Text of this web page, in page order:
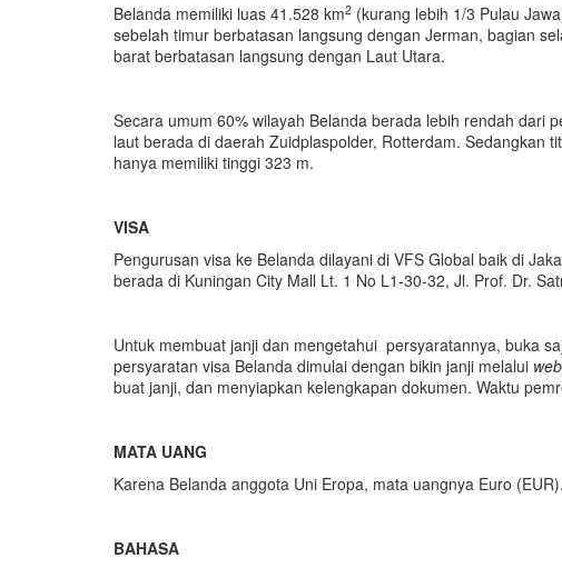
Belanda memiliki luas 41.528 km2 (kurang lebih 1/3 Pulau
sebelah timur berbatasan langsung dengan Jerman, bagian
barat berbatasan langsung dengan Laut Utara.
Secara umum 60% wilayah Belanda berada lebih rendah dari
laut berada di daerah Zuidplaspolder, Rotterdam. Sedangkan
hanya memiliki tinggi 323 m.
VISA
Pengurusan visa ke Belanda dilayani di VFS Global baik di
berada di Kuningan City Mall Lt. 1 No L1-30-32, Jl. Prof. Dr.
Untuk membuat janji dan mengetahui persyaratannya, buka
persyaratan visa Belanda dimulai dengan bikin janji melalui
buat janji, dan menyiapkan kelengkapan dokumen. Waktu
MATA UANG
Karena Belanda anggota Uni Eropa, mata uangnya Euro
BAHASA